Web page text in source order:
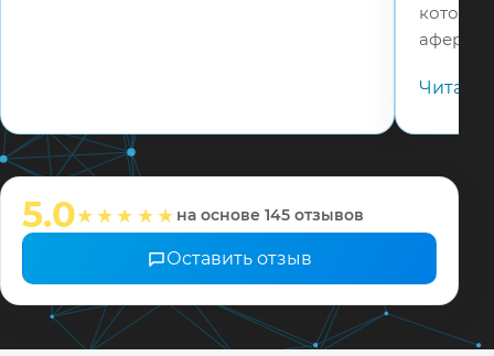
Читать
5.0★★★★★ на основе 145 отзывов
Оставить отзыв